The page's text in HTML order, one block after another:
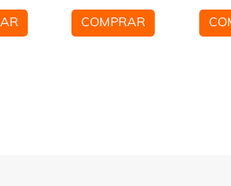
COMPRAR